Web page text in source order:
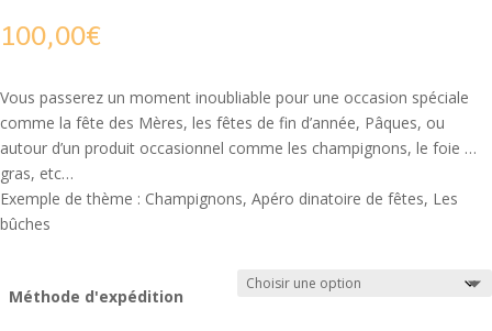
100,00€
Vous passerez un moment inoubliable pour une occasion spéciale
comme la fête des Mères, les fêtes de fin d’année, Pâques, ou
autour d’un produit occasionnel comme les champignons, le foie …
gras, etc…
Exemple de thème : Champignons, Apéro dinatoire de fêtes, Les
bûches
Méthode d'expédition